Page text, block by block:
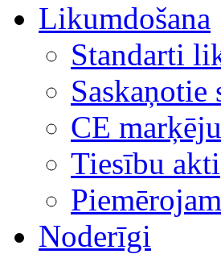
Likumdošana
Standarti
Saskaņotie
CE
Tiesību akti
Noderīgi